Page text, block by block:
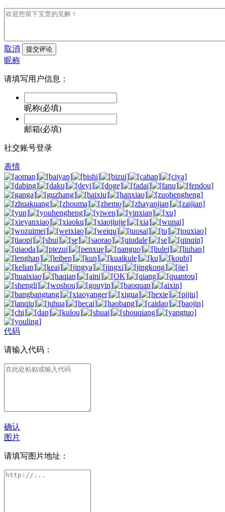
取消 提交评论
昵称
请填写用户信息：
昵称(必填)
邮箱(必填)
社交账号登录
表情
代码
请输入代码：
确认
图片
请填写图片地址：